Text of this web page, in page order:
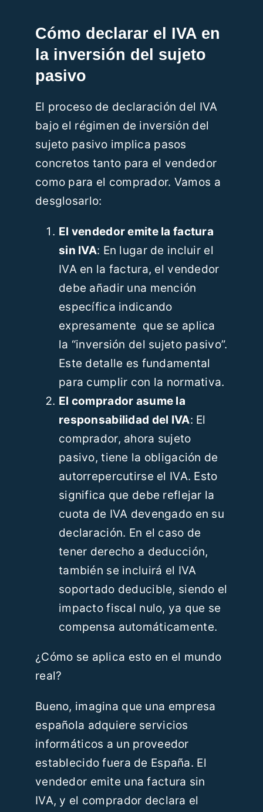
Cómo declarar el IVA en
la inversión del sujeto
pasivo
El proceso de declaración del IVA
bajo el régimen de inversión del
sujeto pasivo implica pasos
concretos tanto para el vendedor
como para el comprador. Vamos a
desglosarlo:
El vendedor emite la factura
sin IVA: En lugar de incluir el
IVA en la factura, el vendedor
debe añadir una mención
específica indicando
expresamente que se aplica
la “inversión del sujeto pasivo”.
Este detalle es fundamental
para cumplir con la normativa.
El comprador asume la
responsabilidad del IVA: El
comprador, ahora sujeto
pasivo, tiene la obligación de
autorrepercutirse el IVA. Esto
significa que debe reflejar la
cuota de IVA devengado en su
declaración. En el caso de
tener derecho a deducción,
también se incluirá el IVA
soportado deducible, siendo el
impacto fiscal nulo, ya que se
compensa automáticamente.
¿Cómo se aplica esto en el mundo
real?
Bueno, imagina que una empresa
española adquiere servicios
informáticos a un proveedor
establecido fuera de España. El
vendedor emite una factura sin
IVA, y el comprador declara el